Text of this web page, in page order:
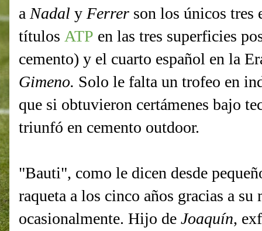
a Nadal y Ferrer son los únicos tres
títulos ATP en las tres superficies
cemento) y el cuarto español en la
Gimeno. Solo le falta un trofeo en
que si obtuvieron certámenes bajo
triunfó en cemento outdoor.
"Bauti", como le dicen desde
raqueta a los cinco años gracias a su
ocasionalmente. Hijo de Joaquín,